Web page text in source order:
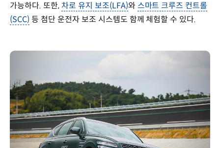
가능하다. 또한, 차로 유지 보조(LFA)와스마트 크루즈 컨트롤
(SCC) 등 첨단 운전자 보조 시스템도 함께 체험할 수 있다.